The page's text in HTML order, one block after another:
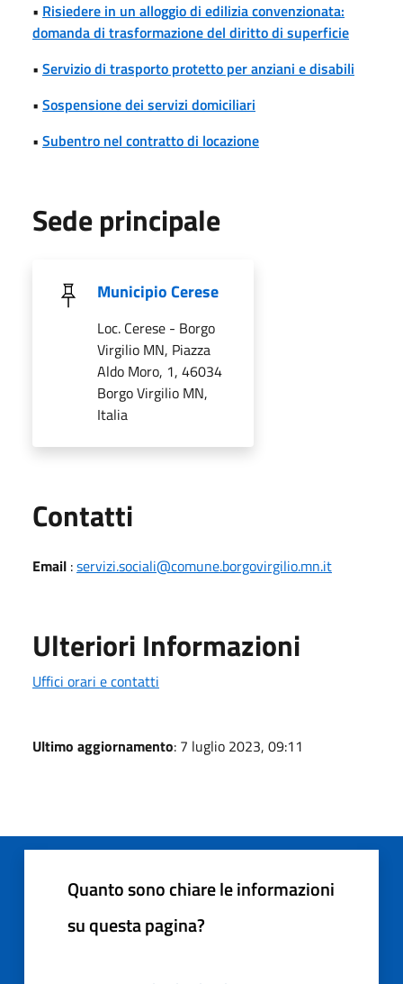
• Risiedere in un alloggio di edilizia convenzionata:
domanda di trasformazione del diritto di superficie
• Servizio di trasporto protetto per anziani e disabili
• Sospensione dei servizi domiciliari
• Subentro nel contratto di locazione
Sede principale
Municipio Cerese
Loc. Cerese - Borgo
Virgilio MN, Piazza
Aldo Moro, 1, 46034
Borgo Virgilio MN,
Italia
Contatti
Email :servizi.sociali@comune.borgovirgilio.mn.it
Ulteriori Informazioni
Uffici orari e contatti
Ultimo aggiornamento: 7 luglio 2023, 09:11
Quanto sono chiare le informazioni
su questa pagina?